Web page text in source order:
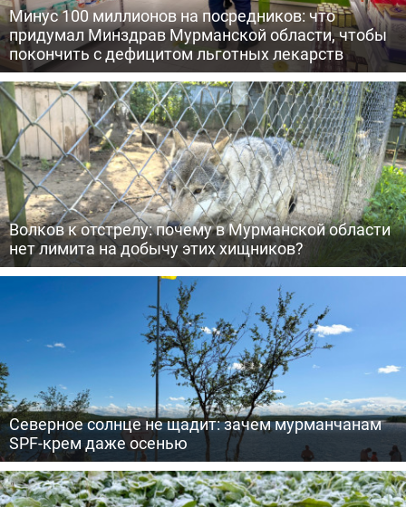
Минус 100 миллионов на посредников: что
придумал Минздрав Мурманской области, чтобы
покончить с дефицитом льготных лекарств
Волков к отстрелу: почему в Мурманской области
нет лимита на добычу этих хищников?
Северное солнце не щадит: зачем мурманчанам
SPF-крем даже осенью